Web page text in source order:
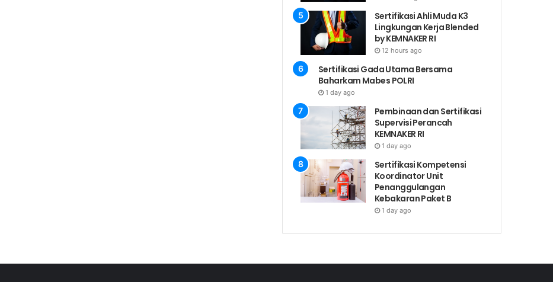
Sertifikasi Ahli Muda K3
Lingkungan Kerja Blended
by KEMNAKER RI
12 hours ago
Sertifikasi Gada Utama Bersama
Baharkam Mabes POLRI
1 day ago
Pembinaan dan Sertifikasi
Supervisi Perancah
KEMNAKER RI
1 day ago
Sertifikasi Kompetensi
Koordinator Unit
Penanggulangan
Kebakaran Paket B
1 day ago